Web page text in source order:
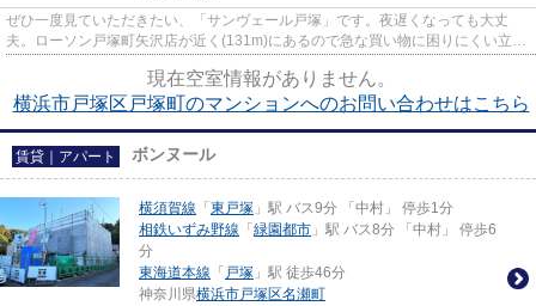
ぜひ一度見ていただきたい、「サンヴェール戸塚」です。夜遅くなっても大丈
夫。ローソン戸塚町矢沢店が近く(131m)にあるので急な買い物に困りにくい立地
現在空室情報がありません。
横浜市戸塚区戸塚町のマンションへのお問い合わせはこちら
賃貸｜アパート ボンヌール
横須賀線 「 東戸塚 」駅 バス9分 「中村」 停歩1分
相鉄いずみ野線 「 緑園都市 」駅 バス8分 「中村」 停歩6
分
東海道本線 「 戸塚 」駅 徒歩46分
神奈川県横浜市戸塚区名瀬町